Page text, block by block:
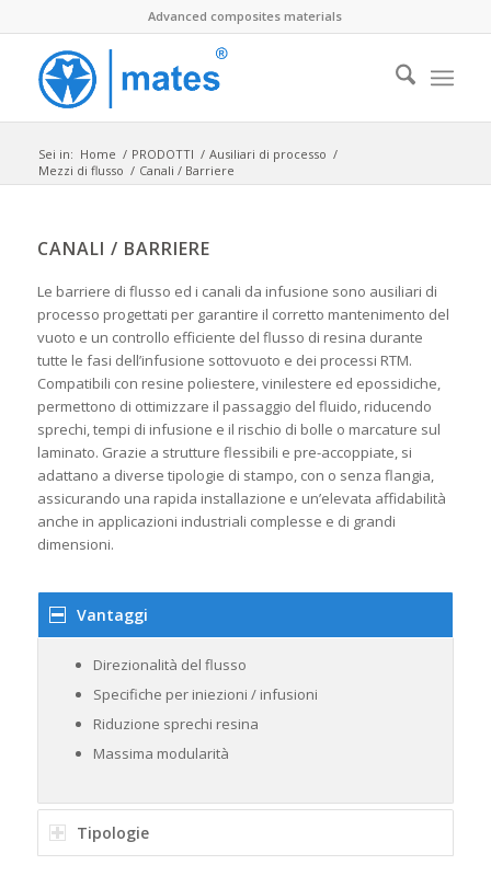
Advanced composites materials
Sei in: Home / PRODOTTI / Ausiliari di processo /
Mezzi di flusso / Canali / Barriere
CANALI / BARRIERE
Le barriere di flusso ed i canali da infusione sono ausiliari di
processo progettati per garantire il corretto mantenimento del
vuoto e un controllo efficiente del flusso di resina durante
tutte le fasi dell’infusione sottovuoto e dei processi RTM.
Compatibili con resine poliestere, vinilestere ed epossidiche,
permettono di ottimizzare il passaggio del fluido, riducendo
sprechi, tempi di infusione e il rischio di bolle o marcature sul
laminato. Grazie a strutture flessibili e pre-accoppiate, si
adattano a diverse tipologie di stampo, con o senza flangia,
assicurando una rapida installazione e un’elevata affidabilità
anche in applicazioni industriali complesse e di grandi
dimensioni.
Vantaggi
Direzionalità del flusso
Specifiche per iniezioni / infusioni
Riduzione sprechi resina
Massima modularità
Tipologie